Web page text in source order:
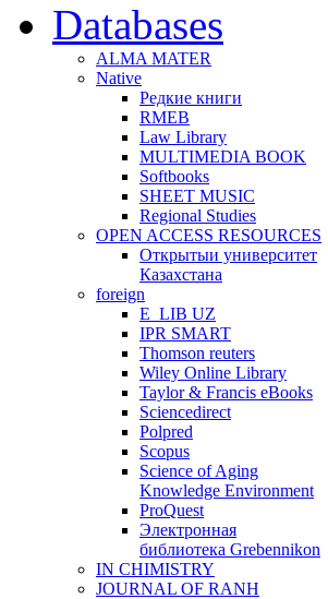
Databases
ALMA MATER
Native
Редкие книги
RMEB
Law Library
MULTIMEDIA BOOK
Softbooks
SHEET MUSIC
Regional Studies
OPEN ACCESS RESOURCES
Открытыи университет
Казахстана
foreign
E_LIB UZ
IPR SMART
Thomson reuters
Wiley Online Library
Taylor & Francis eBooks
Sciencedirect
Polpred
Scopus
Science of Aging
Knowledge Environment
ProQuest
Электронная
библиотека Grebennikon
IN CHIMISTRY
JOURNAL OF RANH